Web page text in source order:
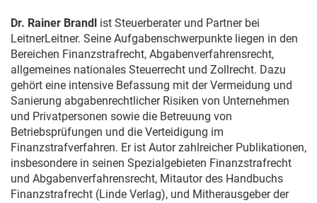
Dr. Rainer Brandl ist Steuerberater und Partner bei
LeitnerLeitner. Seine Aufgabenschwerpunkte liegen in den
Bereichen Finanzstrafrecht, Abgabenverfahrensrecht,
allgemeines nationales Steuerrecht und Zollrecht. Dazu
gehört eine intensive Befassung mit der Vermeidung und
Sanierung abgabenrechtlicher Risiken von Unternehmen
und Privatpersonen sowie die Betreuung von
Betriebsprüfungen und die Verteidigung im
Finanzstrafverfahren. Er ist Autor zahlreicher Publikationen,
insbesondere in seinen Spezialgebieten Finanzstrafrecht
und Abgabenverfahrensrecht, Mitautor des Handbuchs
Finanzstrafrecht (Linde Verlag), und Mitherausgeber der